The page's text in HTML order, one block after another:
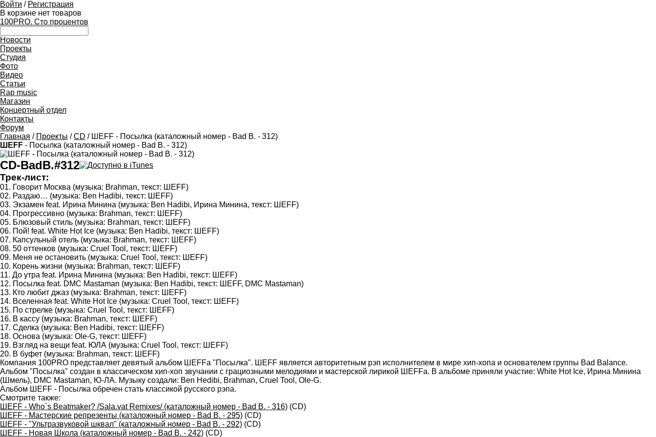
Войти / Регистрация
В корзине нет товаров
100PRO. Сто процентов
Новости
Проекты
Студия
Фото
Видео
Статьи
Rap music
Магазин
Концертный отдел
Контакты
Форум
Главная / Проекты /CD / ШЕFF - Посылка (каталожный номер - Bad B. - 312)
ШЕFF - Посылка (каталожный номер - Bad B. - 312)
CD-BadB.#312
Трек-лист:
01. Говорит Москва (музыка: Brahman, текст: ШЕFF)
02. Раздаю… (музыка: Ben Hadibi, текст: ШЕFF)
03. Экзамен feat. Ирина Минина (музыка: Ben Hadibi, Ирина Минина, текст: ШЕFF)
04. Прогрессивно (музыка: Brahman, текст: ШЕFF)
05. Блюзовый стиль (музыка: Brahman, текст: ШЕFF)
06. Пой! feat. White Hot Ice (музыка: Ben Hadibi, текст: ШЕFF)
07. Капсульный отель (музыка: Brahman, текст: ШЕFF)
08. 50 оттенков (музыка: Cruel Tool, текст: ШЕFF)
09. Меня не остановить (музыка: Cruel Tool, текст: ШЕFF)
10. Корень жизни (музыка: Brahman, текст: ШЕFF)
11. До утра feat. Ирина Минина (музыка: Ben Hadibi, текст: ШЕFF)
12. Посылка feat. DMC Mastaman (музыка: Ben Hadibi, текст: ШЕFF, DMC Mastaman)
13. Кто любит джаз (музыка: Brahman, текст: ШЕFF)
14. Вселенная feat. White Hot Ice (музыка: Cruel Tool, текст: ШЕFF)
15. По стрелке (музыка: Cruel Tool, текст: ШЕFF)
16. В кассу (музыка: Brahman, текст: ШЕFF)
17. Сделка (музыка: Ben Hadibi, текст: ШЕFF)
18. Основа (музыка: Ole-G, текст: ШЕFF)
19. Взгляд на вещи feat. ЮЛА (музыка: Cruel Tool, текст: ШЕFF)
20. В буфет (музыка: Brahman, текст: ШЕFF)
Компания 100PRO представляет девятый альбом ШЕFFа "Посылка". ШЕFF является авторитетным рэп исполнителем в мире хип-хопа и основателем группы Bad Balance.
Альбом "Посылка" создан в классическом хип-хоп звучании с грациозными мелодиями и мастерской лирикой ШЕFFа. В альбоме приняли участие: White Hot Ice, Ирина Минина
(Шмель), DMC Mastaman, Ю-ЛА. Музыку создали: Ben Hedibi, Brahman, Cruel Tool, Ole-G.
Альбом ШЕFF - Посылка обречен стать классикой русского рэпа.
Смотрите также:
ШЕFF - Who`s Beatmaker? /Sala.vat Remixes/ (каталожный номер - Bad B. - 316) (CD)
ШЕFF - Мастерские репрезенты (каталожный номер - Bad B. - 295) (CD)
ШЕFF - "Ультразвуковой шквал" (каталожный номер - Bad B. - 292) (CD)
ШЕFF - Новая Школа (каталожный номер - Bad B. - 242) (CD)